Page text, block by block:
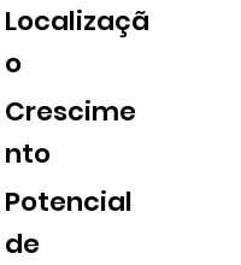
Localizaçã
o
Crescime
nto
Potencial
de